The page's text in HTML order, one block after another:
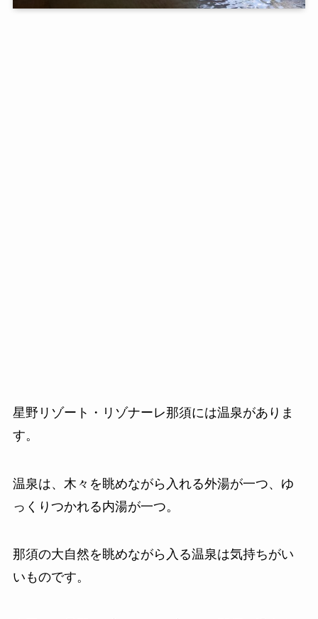
星野リゾート・リゾナーレ那須には温泉がありま
す。
温泉は、木々を眺めながら入れる外湯が一つ、ゆ
っくりつかれる内湯が一つ。
那須の大自然を眺めながら入る温泉は気持ちがい
いものです。